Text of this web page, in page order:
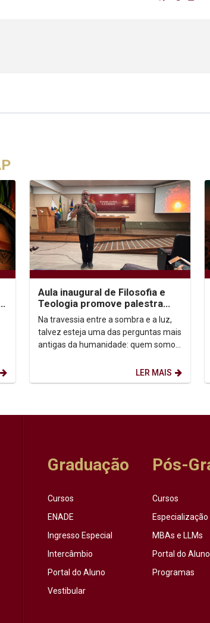
Aula inaugural de Filosofia e
Teologia promove palestra
sobre autoconhecimento
Na travessia entre a sombra e a luz,
talvez esteja uma das perguntas mais
antigas da humanidade: quem somos,
LER MAIS
Graduação
Cursos
ENADE
Ingresso Especial
Intercâmbio
Portal do Aluno
Vestibular
Pós-
Cursos
Especialização
MBAs e LLMs
Portal do Aluno
Programas